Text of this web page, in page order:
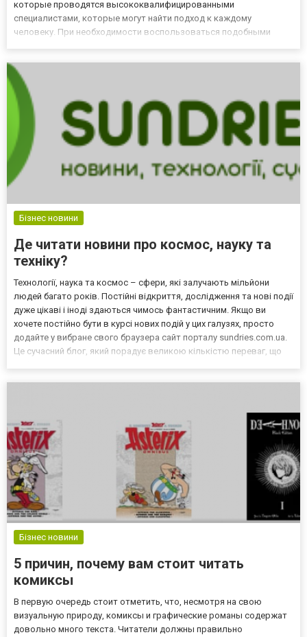
которые проводятся высококвалифицированными
специалистами, которые могут найти подход к каждому
человеку. При необходимости воспользоваться подобными
языка в дистанционном фо...
Бізнес новини
Де читати новини про космос, науку та
техніку?
Технології, наука та космос – сфери, які залучають мільйони
людей багато років. Постійні відкриття, дослідження та нові події
дуже цікаві і іноді здаються чимось фантастичним. Якщо ви
хочете постійно бути в курсі нових подій у цих галузях, просто
додайте у вибране свого браузера сайт порталу sundries.com.ua.
Це сучасний блог, який порадує великою кількістю переваг, що
Бізнес новини
5 причин, почему вам стоит читать
комиксы
В первую очередь стоит отметить, что, несмотря на свою
визуальную природу, комиксы и графические романы содержат
довольно много текста. Читатели должны правильно